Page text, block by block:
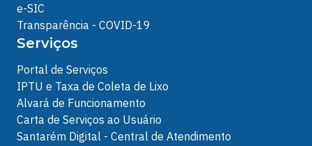
e-SIC
Transparência - COVID-19
Serviços
Portal de Serviços
IPTU e Taxa de Coleta de Lixo
Alvará de Funcionamento
Carta de Serviços ao Usuário
Santarém Digital - Central de Atendimento